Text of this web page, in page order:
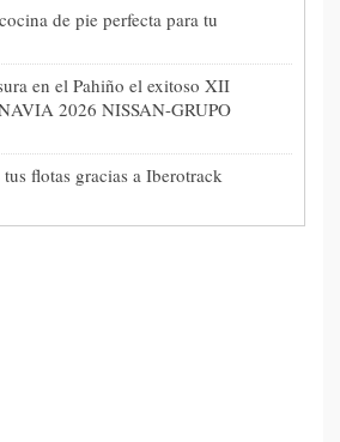
de pie perfecta para tu
en el Pahiño el exitoso XII
2026 NISSAN-GRUPO
flotas gracias a Iberotrack